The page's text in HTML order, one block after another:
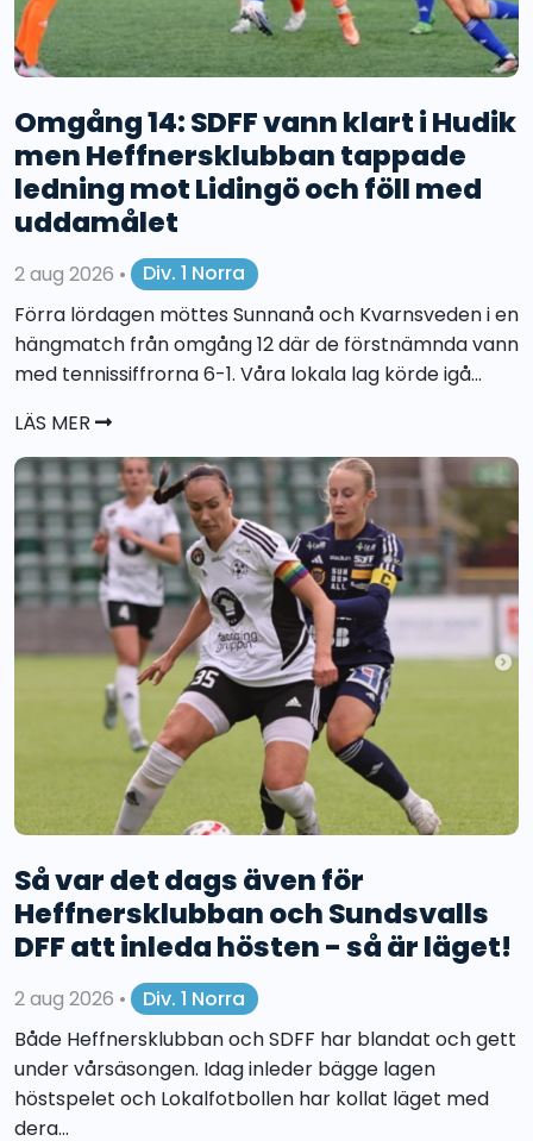
Omgång 14: SDFF vann klart i Hudik
men Heffnersklubban tappade
ledning mot Lidingö och föll med
uddamålet
2 aug 2026 •
Div. 1 Norra
Förra lördagen möttes Sunnanå och Kvarnsveden i en
hängmatch från omgång 12 där de förstnämnda vann
med tennissiffrorna 6-1. Våra lokala lag körde igå...
LÄS MER
Så var det dags även för
Heffnersklubban och Sundsvalls
DFF att inleda hösten - så är läget!
2 aug 2026 •
Div. 1 Norra
Både Heffnersklubban och SDFF har blandat och gett
under vårsäsongen. Idag inleder bägge lagen
höstspelet och Lokalfotbollen har kollat läget med
dera...